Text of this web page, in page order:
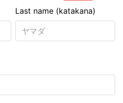
Last name (katakana)